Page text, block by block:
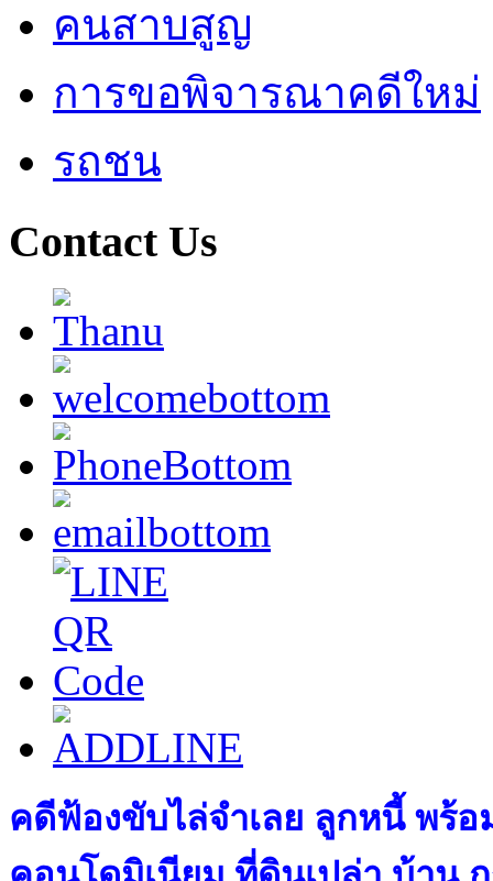
คนสาบสูญ
การขอพิจารณาคดีใหม่
รถชน
Contact Us
คดีฟ้องขับไล่จำเลย ลูกหนี้ พร้